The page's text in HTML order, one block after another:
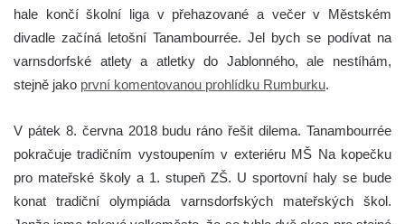
hale končí školní liga v přehazované a večer v Městském
divadle začíná letošní Tanambourrée. Jel bych se podívat na
varnsdorfské atlety a atletky do Jablonného, ale nestíhám,
stejně jako první komentovanou prohlídku Rumburku.
V pátek 8. června 2018 budu ráno řešit dilema. Tanambourrée
pokračuje tradičním vystoupením v exteriéru MŠ Na kopečku
pro mateřské školy a 1. stupeň ZŠ. U sportovní haly se bude
konat tradiční olympiáda varnsdorfských mateřských škol.